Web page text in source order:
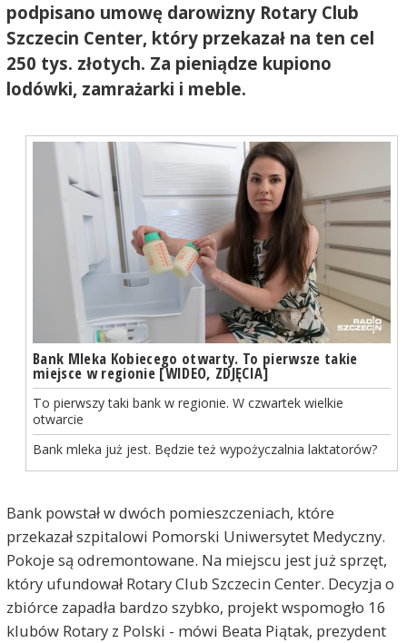
podpisano umowę darowizny Rotary Club
Szczecin Center, który przekazał na ten cel
250 tys. złotych. Za pieniądze kupiono
lodówki, zamrażarki i meble.
Bank Mleka Kobiecego otwarty. To pierwsze takie
miejsce w regionie [WIDEO, ZDJĘCIA]
To pierwszy taki bank w regionie. W czwartek wielkie
otwarcie
Bank mleka już jest. Będzie też wypożyczalnia laktatorów?
Bank powstał w dwóch pomieszczeniach, które
przekazał szpitalowi Pomorski Uniwersytet Medyczny.
Pokoje są odremontowane. Na miejscu jest już sprzęt,
który ufundował Rotary Club Szczecin Center. Decyzja o
zbiórce zapadła bardzo szybko, projekt wspomogło 16
klubów Rotary z Polski - mówi Beata Piątak, prezydent